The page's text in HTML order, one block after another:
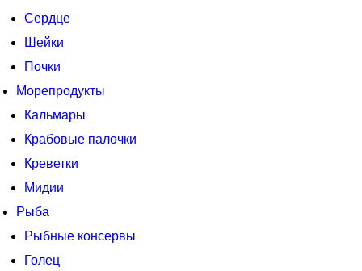
Сердце
Шейки
Почки
Морепродукты
Кальмары
Крабовые палочки
Креветки
Мидии
Рыба
Рыбные консервы
Голец